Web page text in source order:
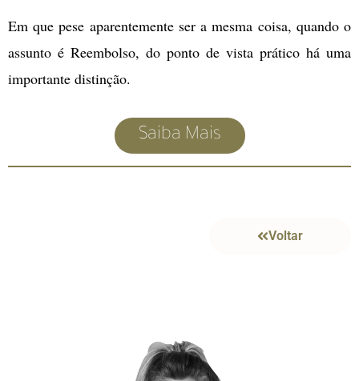
Em que pese aparentemente ser a mesma coisa, quando o
assunto é Reembolso, do ponto de vista prático há uma
importante distinção.
Saiba Mais
Voltar